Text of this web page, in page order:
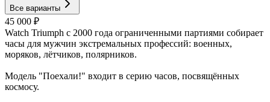
Все варианты
45 000 ₽
Watch Triumph с 2000 года ограниченными партиями собирает
часы для мужчин экстремальных профессий: военных,
моряков, лётчиков, полярников.
Модель "Поехали!" входит в серию часов, посвящённых
космосу.